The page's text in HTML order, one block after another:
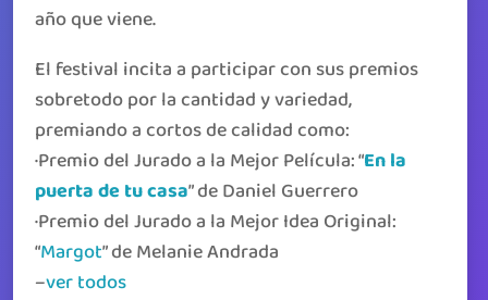
año que viene.
El festival incita a participar con sus premios
sobretodo por la cantidad y variedad,
premiando a cortos de calidad como:
·Premio del Jurado a la Mejor Película: “En la
puerta de tu casa” de Daniel Guerrero
·Premio del Jurado a la Mejor Idea Original:
“Margot” de Melanie Andrada
–ver todos